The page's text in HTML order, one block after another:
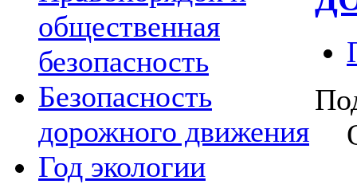
общественная
безопасность
Безопасность
дорожного движения
Год экологии